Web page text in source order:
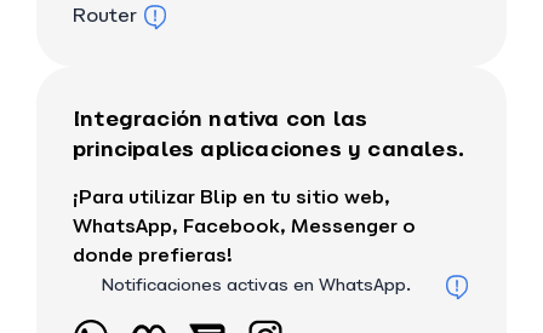
Router
Integración nativa con las
principales aplicaciones y canales.
¡Para utilizar Blip en tu sitio web,
WhatsApp, Facebook, Messenger o
donde prefieras!
Notificaciones activas en WhatsApp.